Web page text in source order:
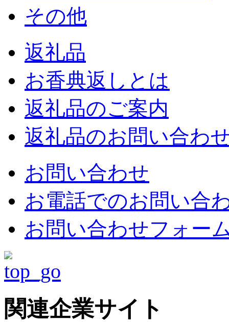
その他
返礼品
お香典返しとは
返礼品のご案内
返礼品のお問い合わ
お問い合わせ
お電話でのお問い合
お問い合わせフォー
関連企業サイト